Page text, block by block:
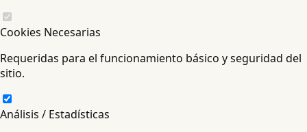
Cookies Necesarias
Requeridas para el funcionamiento básico y seguridad del
sitio.
Análisis / Estadísticas